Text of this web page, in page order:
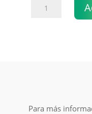
eléctrico
Para más